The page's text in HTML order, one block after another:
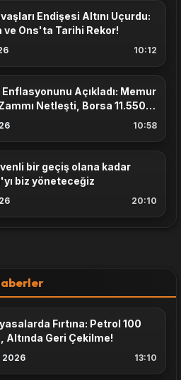
Endişesi Altını Uçurdu:
ve Ons'ta Tarihi Rekor!
10:12
Enflasyonunu Açıkladı: Memur
Netleşti, Borsa 11.550
10:58
bir geçiş olana kadar
biz yöneteceğiz
20:10
Fırtına: Petrol 100
Altında Geri Çekilme!
2026 13:10